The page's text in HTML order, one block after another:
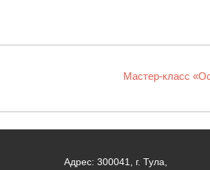
Следующая
Мастер-класс
Адрес: 300041, г. Тула,